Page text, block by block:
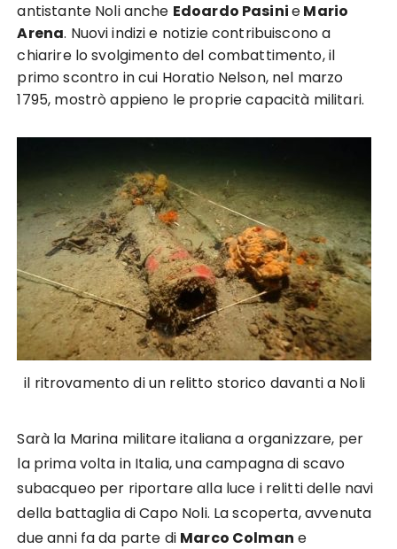
antistante Noli anche Edoardo PasinieMario
Arena. Nuovi indizi e notizie contribuiscono a
chiarire lo svolgimento del combattimento, il
primo scontro in cui Horatio Nelson, nel marzo
1795, mostrò appieno le proprie capacità militari.
il ritrovamento di un relitto storico davanti a Noli
Sarà la Marina militare italiana a organizzare, per
la prima volta in Italia, una campagna di scavo
subacqueo per riportare alla luce i relitti delle navi
della battaglia di Capo Noli. La scoperta, avvenuta
due anni fa da parte di Marco Colman e